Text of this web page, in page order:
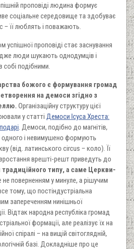
проповіді людина формує
соціальне середовище та здобуває
– її люблять і поважають.
успішної проповіді стає заснування
люди шукають однодумців і
собі подібними.
божого є формування громад
на демоси згідно з
Організаційну структуру цієї
у статті Демоси Ісуса Хреста:
. Демоси, подібно до магнітів,
і невимушено формують
(від. латинського circus – коло). Її
зростання врешті-рештприведуть до
типу, а саме Церкви-
поверненням у минуле, а рішучим
тому, що постіндустріальна
запереченням нинішньої
Відтак народна республіка громад
формації, але реалізує їх на
спіралі – навищій світоглядній,
базі. Докладніше про це